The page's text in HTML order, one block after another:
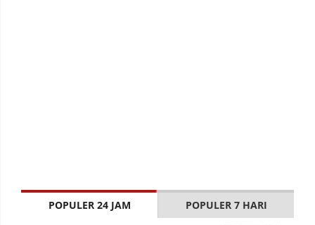
POPULER 24 JAM POPULER 7 HARI